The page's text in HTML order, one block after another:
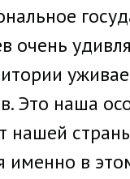
очень
Это наша
нашей
именно в